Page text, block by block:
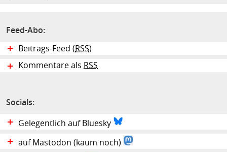
Feed-Abo:
Beitrags-Feed (RSS)
Kommentare als RSS
Socials:
Gelegentlich auf Bluesky
auf Mastodon (kaum noch)